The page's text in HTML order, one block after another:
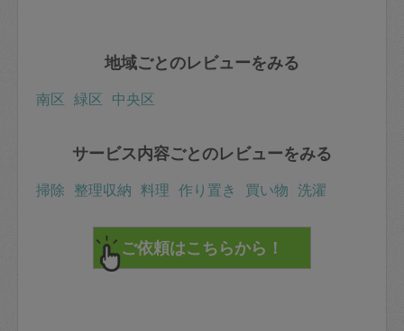
地域ごとのレビューをみる
南区 緑区 中央区
サービス内容ごとのレビューをみる
掃除 整理収納 料理 作り置き 買い物 洗濯